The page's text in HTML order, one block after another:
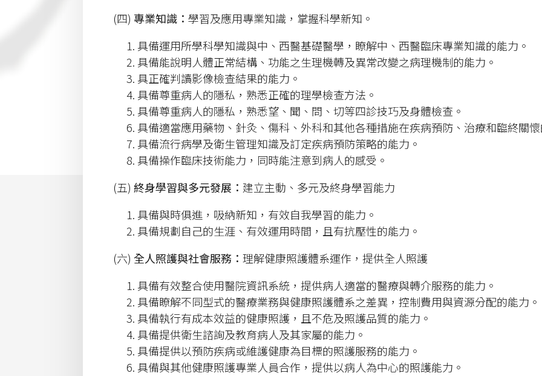
(四) 專業知識： 學習及應用專業知識，掌握科學新知。
具備運用所學科學知識與中、西醫基礎醫學，瞭解中、西醫臨床專業知識的能力。
具備能說明人體正常結構、功能之生理機轉及異常改變之病理機制的能力。
具正確判讀影像檢查結果的能力。
具備尊重病人的隱私，熟悉正確的理學檢查方法。
具備尊重病人的隱私，熟悉望、聞、問、切等四診技巧及身體檢查。
具備適當應用藥物、針灸、傷科、外科和其他各種措施在疾病預防、治療和臨終關
具備流行病學及衛生管理知識及訂定疾病預防策略的能力。
具備操作臨床技術能力，同時能注意到病人的感受。
(五) 終身學習與多元發展： 建立主動、多元及終身學習能力
具備與時俱進，吸納新知，有效自我學習的能力。
具備規劃自己的生涯、有效運用時間，且有抗壓性的能力。
(六) 全人照護與社會服務： 理解健康照護體系運作，提供全人照護
具備有效整合使用醫院資訊系統，提供病人適當的醫療與轉介服務的能力。
具備瞭解不同型式的醫療業務與健康照護體系之差異，控制費用與資源分配的能力。
具備執行有成本效益的健康照護，且不危及照護品質的能力。
具備提供衛生諮詢及教育病人及其家屬的能力。
具備提供以預防疾病或維護健康為目標的照護服務的能力。
具備與其他健康照護專業人員合作，提供以病人為中心的照護能力。